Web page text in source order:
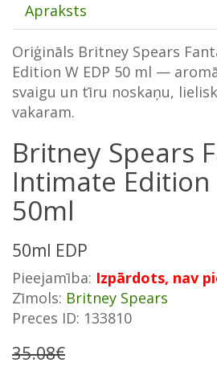
Apraksts
Oriģināls Britney Spears
Edition W EDP 50 ml —
svaigu un tīru noskaņu,
vakaram.
Britney Spears
Intimate Edition
50ml
50ml EDP
Pieejamība: Izpārdots, nav
Zīmols: Britney Spears
Preces ID: 133810
35.08€